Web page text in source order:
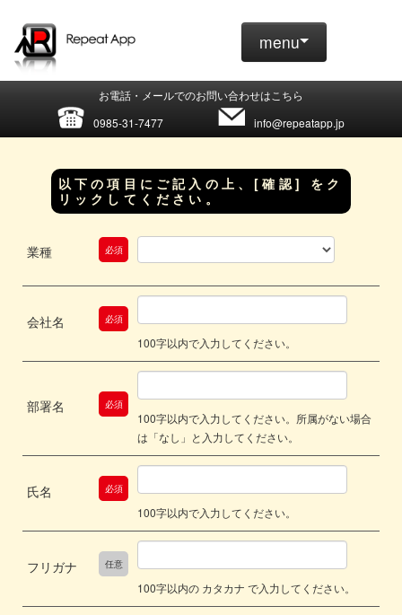
menu
お電話・メールでのお問い合わせはこちら
0985-31-7477
info@repeatapp.jp
以下の項目にご記入の上、[確認] をク
リックしてください。
業種 必須
会社名 必須
100字以内で入力してください。
部署名 必須
100字以内で入力してください。所属がない場合
は「なし」と入力してください。
氏名 必須
100字以内で入力してください。
フリガナ 任意
100字以内の カタカナ で入力してください。